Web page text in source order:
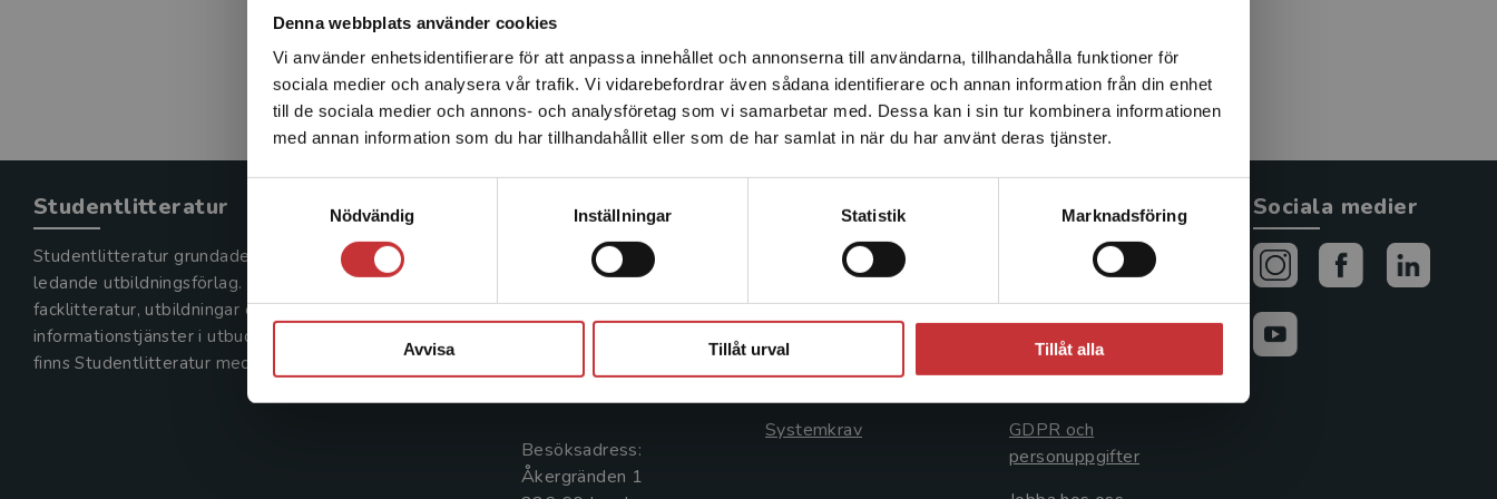
Denna webbplats använder cookies
Vi använder enhetsidentifierare för att anpassa innehållet och annonserna till användarna, tillhandahålla funktioner för
sociala medier och analysera vår trafik. Vi vidarebefordrar även sådana identifierare och annan information från din enhet
till de sociala medier och annons- och analysföretag som vi samarbetar med. Dessa kan i sin tur kombinera informationen
med annan information som du har tillhandahållit eller som de har samlat in när du har använt deras tjänster.
Nödvändig
Inställningar Statistik Marknadsföring
Avvisa Tillåt urval Tillåt alla
Det verkar som att du besöker studentlitteratur.se via en
enhet utanför Sverige. Vi erbjuder inte leveranser utanför
Sverige. För att kunna slutföra ett köp måste
leveransadressen vara i Sverige.Läs mer
Studentlitteratur
Studentlitteratur grundades 1963 och är idag Sveriges
ledande utbildningsförlag. Med läromedel, kurslitteratur,
facklitteratur, utbildningar och digitala
informationstjänster i utbudet,
finns Studentlitteratur med längs hela kunskapsresan.
Kontakta oss
Kontakta oss
046-31 20 00
Box 141
221 00 Lund
Besöksadress:
Åkergränden 1
Kundservice
Kontakta kundservice
046-31 21 00
Frågor och svar
Systemkrav
Allmänna länkar
Avtal och rättigheter
Cookies
GDPR och
personuppgifter
Sociala medier